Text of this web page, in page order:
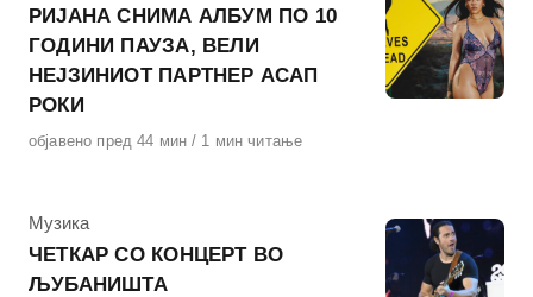
РИЈАНА СНИМА АЛБУМ ПО 10
ГОДИНИ ПАУЗА, ВЕЛИ
НЕЈЗИНИОТ ПАРТНЕР АСАП
РОКИ
Објавено
објавено пред 44 мин 1 мин читање
КАтегорија
Музика
ЧЕТКАР СО КОНЦЕРТ ВО
ЉУБАНИШТА